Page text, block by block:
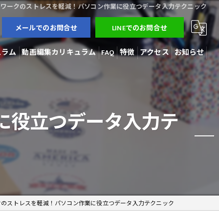
ークのストレスを軽減！パソコン作業に役立つデータ入力テクニック
メールでのお問合せ LINEでのお問合せ
ム 動画編集カリキュラム FAQ 特徴
3Dモデラー
動画編集
アクセス お知らせ
ブログ
コラム
役立つデータ入力テ
ストレスを軽減！パソコン作業に役立つデータ入力テクニック